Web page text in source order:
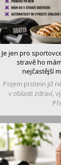
Je jen pro
stravě ho
nejčastější
Pojem protein již
v oblasti zdraví,